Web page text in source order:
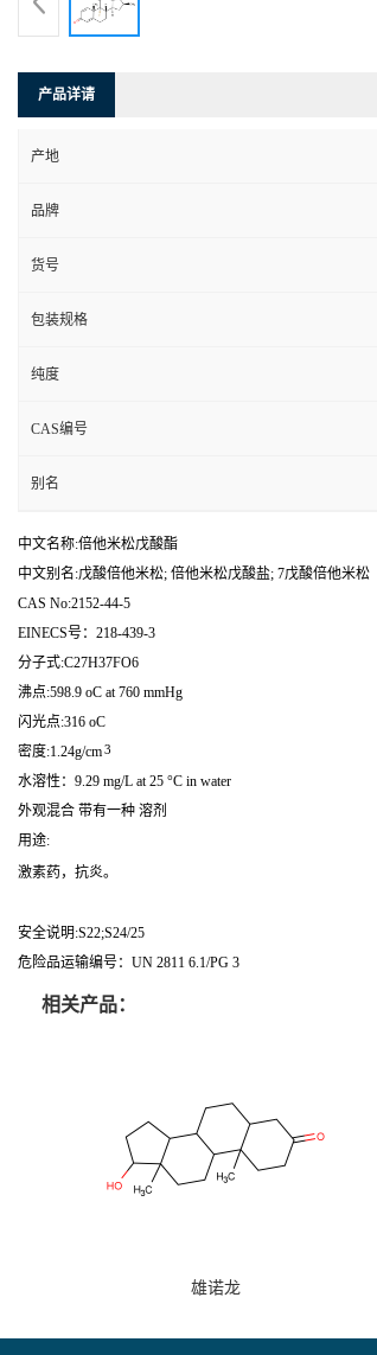
产品详请
产地
品牌
货号
包装规格
纯度
CAS编号
别名
中文名称:倍他米松戊酸酯
中文别名:戊酸倍他米松; 倍他米松戊酸盐; 7戊酸倍他米松
CAS No:2152-44-5
EINECS号：218-439-3
分子式:C27H37FO6
沸点:598.9 oC at 760 mmHg
闪光点:316 oC
密度:1.24g/cm3
水溶性：9.29 mg/L at 25 °C in water
外观混合 带有一种 溶剂
用途:
激素药，抗炎。
安全说明:S22;S24/25
危险品运输编号：UN 2811 6.1/PG 3
相关产品：
雄诺龙